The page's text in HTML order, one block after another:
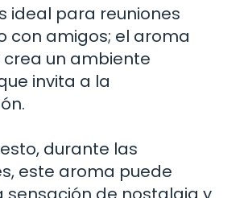
ideal para reuniones
con amigos; el aroma
un ambiente
invita a la
durante las
este aroma puede